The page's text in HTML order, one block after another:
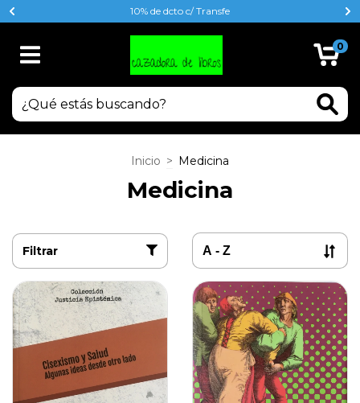
10% de dcto c/ Transfe
0
Inicio > Medicina
Medicina
Filtrar